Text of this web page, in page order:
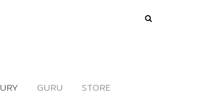
GURU
GURU STORE
STORE